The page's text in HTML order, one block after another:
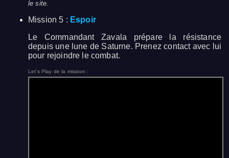
le site.
Mission 5 : Espoir
Le Commandant Zavala prépare la résistance
depuis une lune de Saturne. Prenez contact avec lui
pour rejoindre le combat.
Let's Play de la mission :